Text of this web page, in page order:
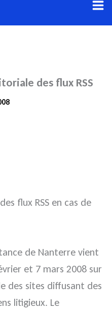
des flux RSS
flux RSS en cas de
de Nanterre vient
et 7 mars 2008 sur
des sites diffusant des
litigieux. Le